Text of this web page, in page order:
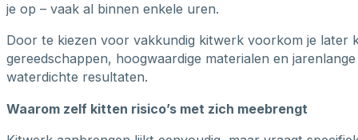
je op – vaak al binnen enkele uren.
Door te kiezen voor vakkundig kitwerk voorkom je later
gereedschappen, hoogwaardige materialen en
waterdichte resultaten.
Waarom zelf kitten risico’s met zich meebrengt